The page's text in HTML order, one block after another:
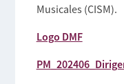
Musicales (CISM).
Logo DMF